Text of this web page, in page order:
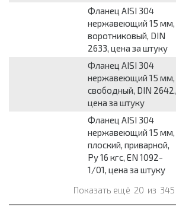
Фланец AISI 304
нержавеющий 15 мм,
воротниковый, DIN
2633, цена за штуку
Фланец AISI 304
нержавеющий 15 мм,
свободный, DIN 2642,
цена за штуку
Фланец AISI 304
нержавеющий 15 мм,
плоский, приварной,
Py 16 кгс, EN 1092-
1/01, цена за штуку
Показать ещё 20 из 345